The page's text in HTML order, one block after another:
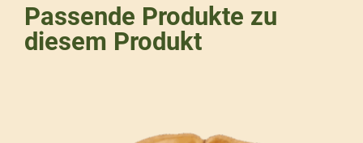
Passende Produkte zu
diesem Produkt